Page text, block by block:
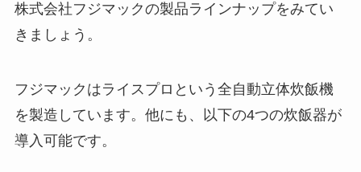
株式会社フジマックの製品ラインナップをみてい
きましょう。
フジマックはライスプロという全自動立体炊飯機
を製造しています。他にも、以下の4つの炊飯器が
導入可能です。